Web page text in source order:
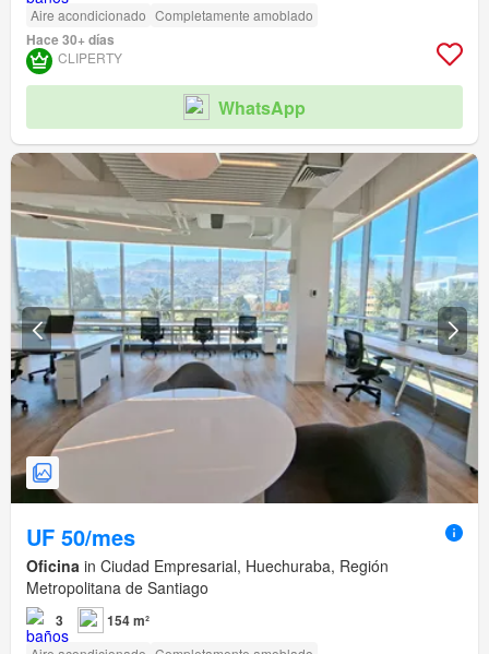
Aire acondicionado Completamente amoblado
Hace 30+ días
CLIPERTY
WhatsApp
UF 50/mes
Oficina in Ciudad Empresarial, Huechuraba, Región
Metropolitana de Santiago
3 154 m²